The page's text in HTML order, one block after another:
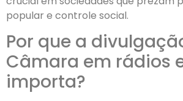
popular e controle social.
Por que a
Câmara em rádios
importa?